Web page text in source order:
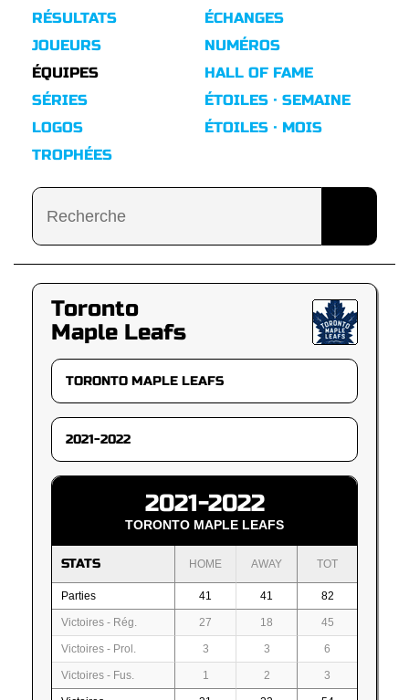
RÉSULTATS
ÉCHANGES
JOUEURS
ÉQUIPES
SÉRIES
LOGOS
TROPHÉES
NUMÉROS
HALL OF FAME
ÉTOILES · SEMAINE
ÉTOILES · MOIS
Toronto
Maple Leafs
2021-2022
TORONTO MAPLE LEAFS
STATS HOME AWAY TOT
Parties 41 41 82
Victoires - Rég. 27 18 45
Victoires - Prol. 3 3 6
Victoires - Fus. 1 2 3